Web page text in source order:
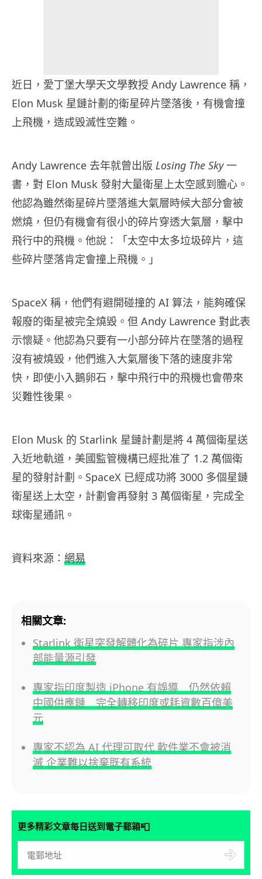
近日，愛丁堡大學天文學教授 Andy Lawrence 稱，
Elon Musk 星鏈計劃的衛星碎片墜落後，有機會撞
上飛機，造成毀滅性空難。
Andy Lawrence 去年就曾出版 Losing The Sky一
書，對 Elon Musk 發射大量衛星上太空感到膽心。
他認為雖然衛星碎片墜落進大氣層時候大部分會被
燃燒，但仍有機會有很小的碎片穿透大氣層，擊中
飛行中的飛機。他說：「太空中太多垃圾碎片，這
些碎片墜落肯定會撞上飛機。」
SpaceX 稱，他們有避開碰撞的 AI 算法，能夠確保
報廢的衛星被完全燒毀。但 Andy Lawrence 對此表
示懷疑。他認為只要有一小部分碎片在墜落的過程
沒有被燒毀，他們進入大氣層後下落的速度非常
快，即使小入鵝卵石，擊中飛行中的飛機也會帶來
災難性後果。
Elon Musk 的 Starlink 星鏈計劃是將 4 萬個衛星送
入近地軌道，美國監管機構已經批准了 1.2 萬個衛
星的發射計劃。SpaceX 已經成功將 3000 多個星鏈
衛星送上太空，計劃會再發射 3 萬個衛星，完成全
球衛星通訊。
資料來源： 網易
相關文章:
Starlink 衛星突發解體化為碎片 專家指涉內
部能量源引發
專家指印度製造 iPhone 有誤導 仍然依賴
中國供應鏈 完全轉移印度或耗資數百億美
元
專家不認為 AI 代理可取代 軟件業不會被消
滅 企業難以捨棄既有系統
更多精彩文章每日送到電子郵箱📮